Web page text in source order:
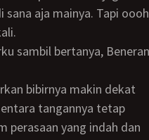
aja mainya. Tapi oooh
tangannya tetap
perasaan yang indah dan